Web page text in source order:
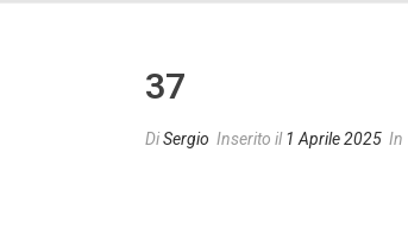
37
DiSergio Inserito il1 Aprile 2025 In